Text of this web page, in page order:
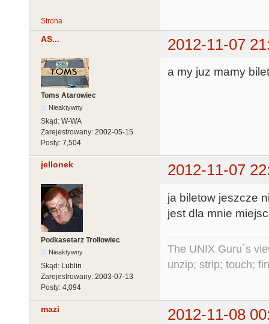
Strona
AS... 2012-11-07
Toms Atarowiec
Nieaktywny
Skąd: W-WA
Zarejestrowany: 2002-05-15
Posty: 7,504
a my juz mamy
jellonek 2012-11-07
Podkasetarz Trollowiec
Nieaktywny
Skąd: Lublin
Zarejestrowany: 2003-07-13
Posty: 4,094
ja biletow jeszcze
jest dla mnie
The UNIX Guru`s
unzip; strip; touch;
mazi 2012-11-08